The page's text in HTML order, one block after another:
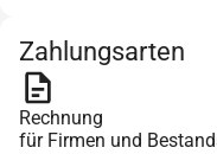
Zahlungsarten
Rechnung
für Firmen und